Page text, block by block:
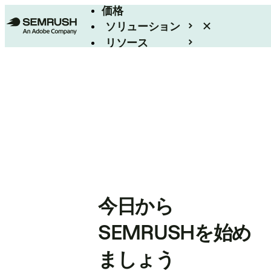
価格
ソリューション
リソース
今日から
SEMRUSHを始め
ましょう